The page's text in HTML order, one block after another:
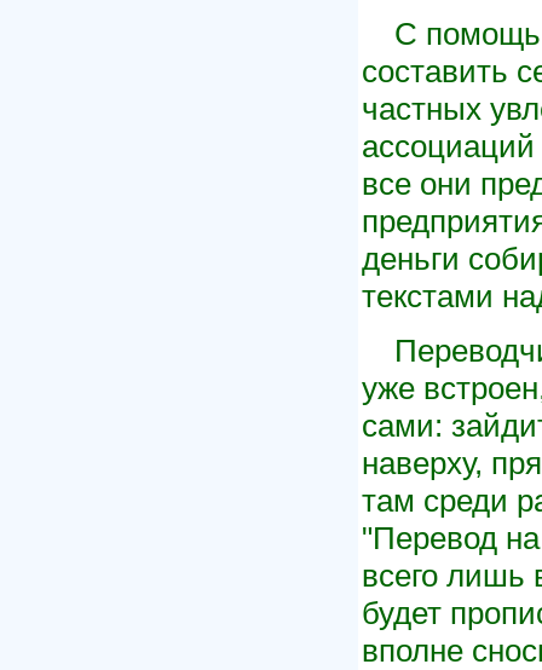
С
составить
частных
все они
деньги
текстами
уже
сами:
наверху,
там среди
"Перевод
всего лишь
будет
вполне